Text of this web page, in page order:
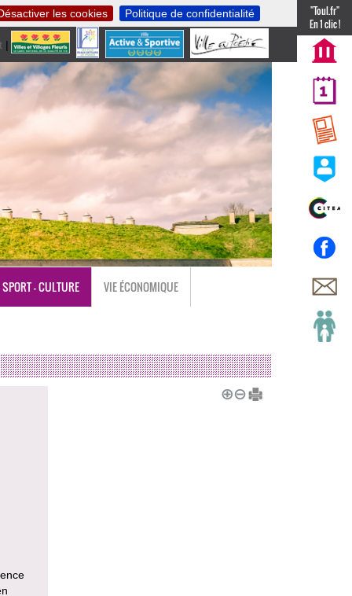
les cookies Politique de confidentialité
|nl
"Toul.fr"
En 1 clic !
SPORT - CULTURE VIE ÉCONOMIQUE